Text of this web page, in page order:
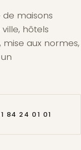
maisons
hôtels
aux normes,
84 24 01 01